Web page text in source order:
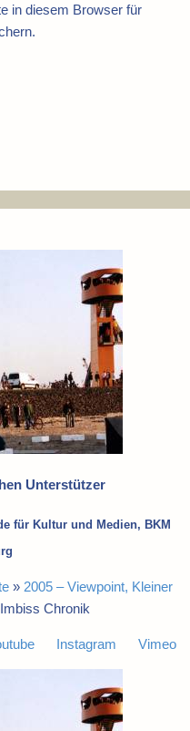
in diesem Browser für
Unterstützer
für Kultur und Medien, BKM
» 2005 – Viewpoint, Kleiner
Chronik
Instagram Vimeo